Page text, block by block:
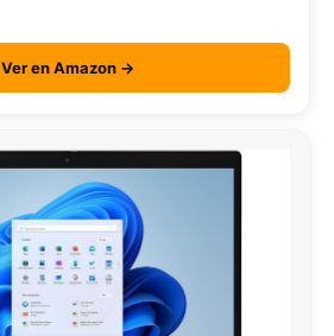
Ver en Amazon →